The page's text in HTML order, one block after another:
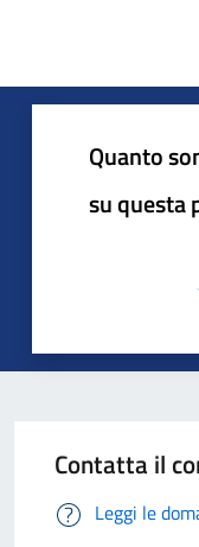
Quanto
su questa
Contatta il
Leggi le